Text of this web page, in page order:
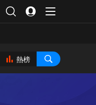
熱榜